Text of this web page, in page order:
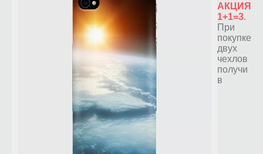
АКЦИЯ
1+1=3.
При
покупке
двух
чехлов
получи
в